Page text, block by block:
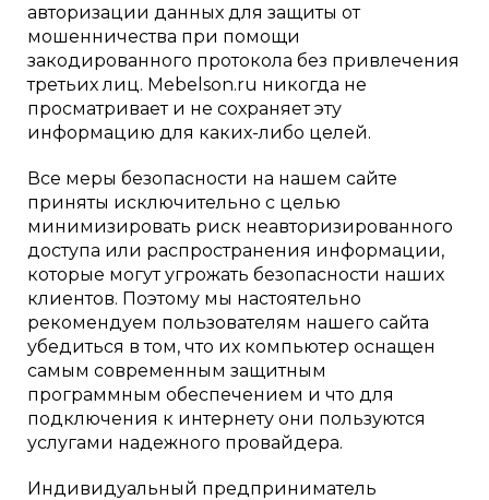
авторизации данных для защиты от
мошенничества при помощи
закодированного протокола без привлечения
третьих лиц. Mebelson.ru никогда не
просматривает и не сохраняет эту
информацию для каких-либо целей.
Все меры безопасности на нашем сайте
приняты исключительно с целью
минимизировать риск неавторизированного
доступа или распространения информации,
которые могут угрожать безопасности наших
клиентов. Поэтому мы настоятельно
рекомендуем пользователям нашего сайта
убедиться в том, что их компьютер оснащен
самым современным защитным
программным обеспечением и что для
подключения к интернету они пользуются
услугами надежного провайдера.
Индивидуальный предприниматель